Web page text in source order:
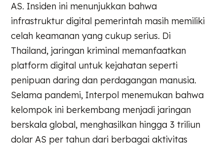
AS. Insiden ini menunjukkan bahwa
infrastruktur digital pemerintah masih memiliki
celah keamanan yang cukup serius. Di
Thailand, jaringan kriminal memanfaatkan
platform digital untuk kejahatan seperti
penipuan daring dan perdagangan manusia.
Selama pandemi, Interpol menemukan bahwa
kelompok ini berkembang menjadi jaringan
berskala global, menghasilkan hingga 3 triliun
dolar AS per tahun dari berbagai aktivitas